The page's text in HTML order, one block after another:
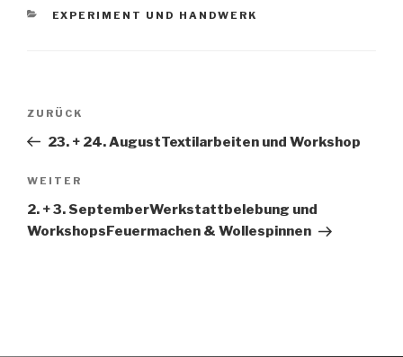
EXPERIMENT UND HANDWERK
ZURÜCK
23. + 24. AugustTextilarbeiten und Workshop
WEITER
2. + 3. SeptemberWerkstattbelebung und
WorkshopsFeuermachen & Wollespinnen